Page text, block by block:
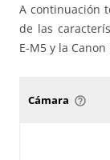
A continuación
de las
E-M5 y la Canon
Cámara help_outline